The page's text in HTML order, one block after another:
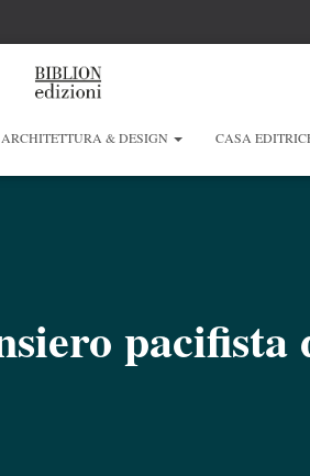
ARCHITETTURA & DESIGN CASA
pacifista